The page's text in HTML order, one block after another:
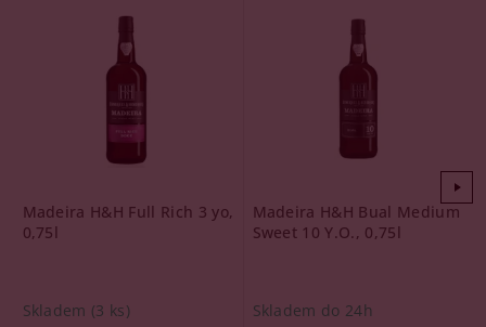
Madeira H&H Full Rich 3 yo,
0,75l
Skladem (3 ks)
Madeira H&H Bual Medium
Sweet 10 Y.O., 0,75l
Skladem do 24h